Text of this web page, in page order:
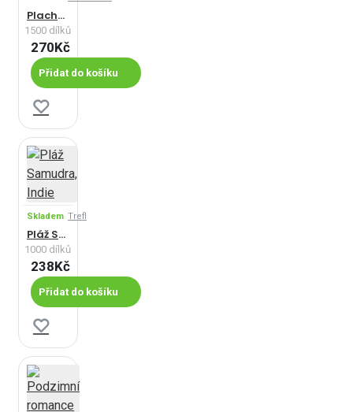
Plachtění Při Západu Slunce
1500 dílků
270Kč
Přidat do košíku
Skladem Trefl
Pláž Samudra, Indie
1000 dílků
238Kč
Přidat do košíku